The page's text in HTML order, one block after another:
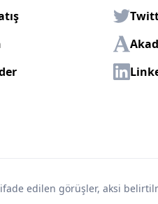
ifade edilen görüşler, aksi